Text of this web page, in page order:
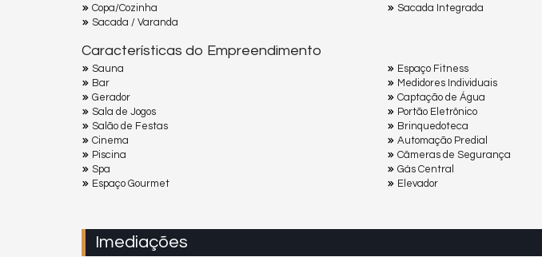
Copa/Cozinha
Sacada / Varanda
Sacada Integrada
Características do Empreendimento
Sauna
Bar
Gerador
Sala de Jogos
Salão de Festas
Cinema
Piscina
Spa
Espaço Gourmet
Espaço Fitness
Medidores Individuais
Captação de Água
Portão Eletrônico
Brinquedoteca
Automação Predial
Câmeras de Segurança
Gás Central
Elevador
Imediações